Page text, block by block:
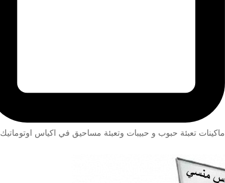
ماكينات تعبئة حبوب و حبيبات وتعبئة مساحيق في اكياس اوتوماتيك